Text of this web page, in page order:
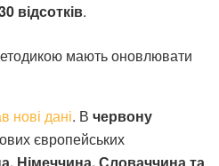
відсотків.
мають оновлювати
нові дані. В червону
європейських